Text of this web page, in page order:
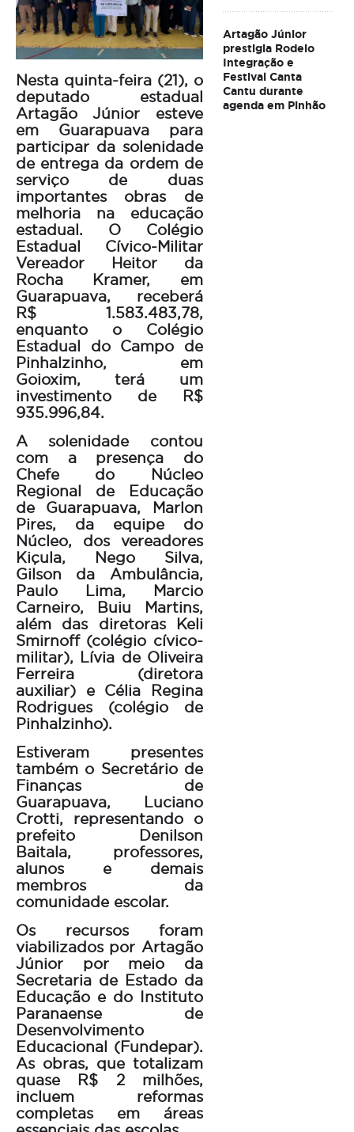
Nesta quinta-feira (21), o
deputado estadual
Artagão Júnior esteve
em Guarapuava para
participar da solenidade
de entrega da ordem de
serviço de duas
importantes obras de
melhoria na educação
estadual. O Colégio
Estadual Cívico-Militar
Vereador Heitor da
Rocha Kramer, em
Guarapuava, receberá
R$ 1.583.483,78,
enquanto o Colégio
Estadual do Campo de
Pinhalzinho, em
Goioxim, terá um
investimento de R$
935.996,84.
A solenidade contou
com a presença do
Chefe do Núcleo
Regional de Educação
de Guarapuava, Marlon
Pires, da equipe do
Núcleo, dos vereadores
Kiçula, Nego Silva,
Gilson da Ambulância,
Paulo Lima, Marcio
Carneiro, Buiu Martins,
além das diretoras Keli
Smirnoff (colégio cívico-
militar), Lívia de Oliveira
Ferreira (diretora
auxiliar) e Célia Regina
Rodrigues (colégio de
Pinhalzinho).
Estiveram presentes
também o Secretário de
Finanças de
Guarapuava, Luciano
Crotti, representando o
prefeito Denilson
Baitala, professores,
alunos e demais
membros da
comunidade escolar.
Os recursos foram
viabilizados por Artagão
Júnior por meio da
Secretaria de Estado da
Educação e do Instituto
Paranaense de
Desenvolvimento
Educacional (Fundepar).
As obras, que totalizam
quase R$ 2 milhões,
incluem reformas
completas em áreas
Artagão Júnior
prestigia Rodeio
Integração e
Festival Canta
Cantu durante
agenda em Pinhão